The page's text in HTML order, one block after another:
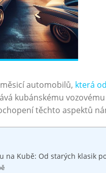
automobilů, která
kubánskému
těchto aspektů⁤
na⁢ Kubě: ⁣Od starých klasik